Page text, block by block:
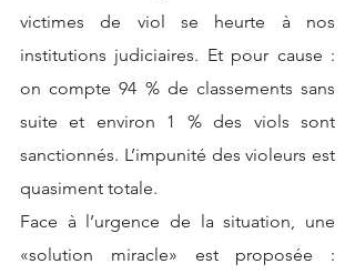
victimes de viol se heurte à nos
institutions judiciaires. Et pour cause :
on compte 94 % de classements sans
suite et environ 1 % des viols sont
sanctionnés. L’impunité des violeurs est
quasiment totale.
Face à l’urgence de la situation, une